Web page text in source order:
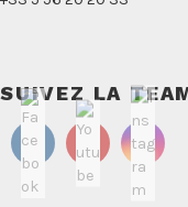
SUIVEZ LA